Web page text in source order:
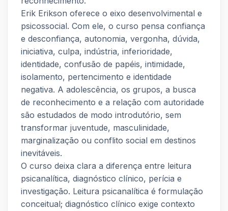
Erik Erikson oferece o eixo desenvolvimental e
psicossocial. Com ele, o curso pensa confiança
e desconfiança, autonomia, vergonha, dúvida,
iniciativa, culpa, indústria, inferioridade,
identidade, confusão de papéis, intimidade,
isolamento, pertencimento e identidade
negativa. A adolescência, os grupos, a busca
de reconhecimento e a relação com autoridade
são estudados de modo introdutório, sem
transformar juventude, masculinidade,
marginalização ou conflito social em destinos
inevitáveis.
O curso deixa clara a diferença entre leitura
psicanalítica, diagnóstico clínico, perícia e
investigação. Leitura psicanalítica é formulação
conceitual; diagnóstico clínico exige contexto